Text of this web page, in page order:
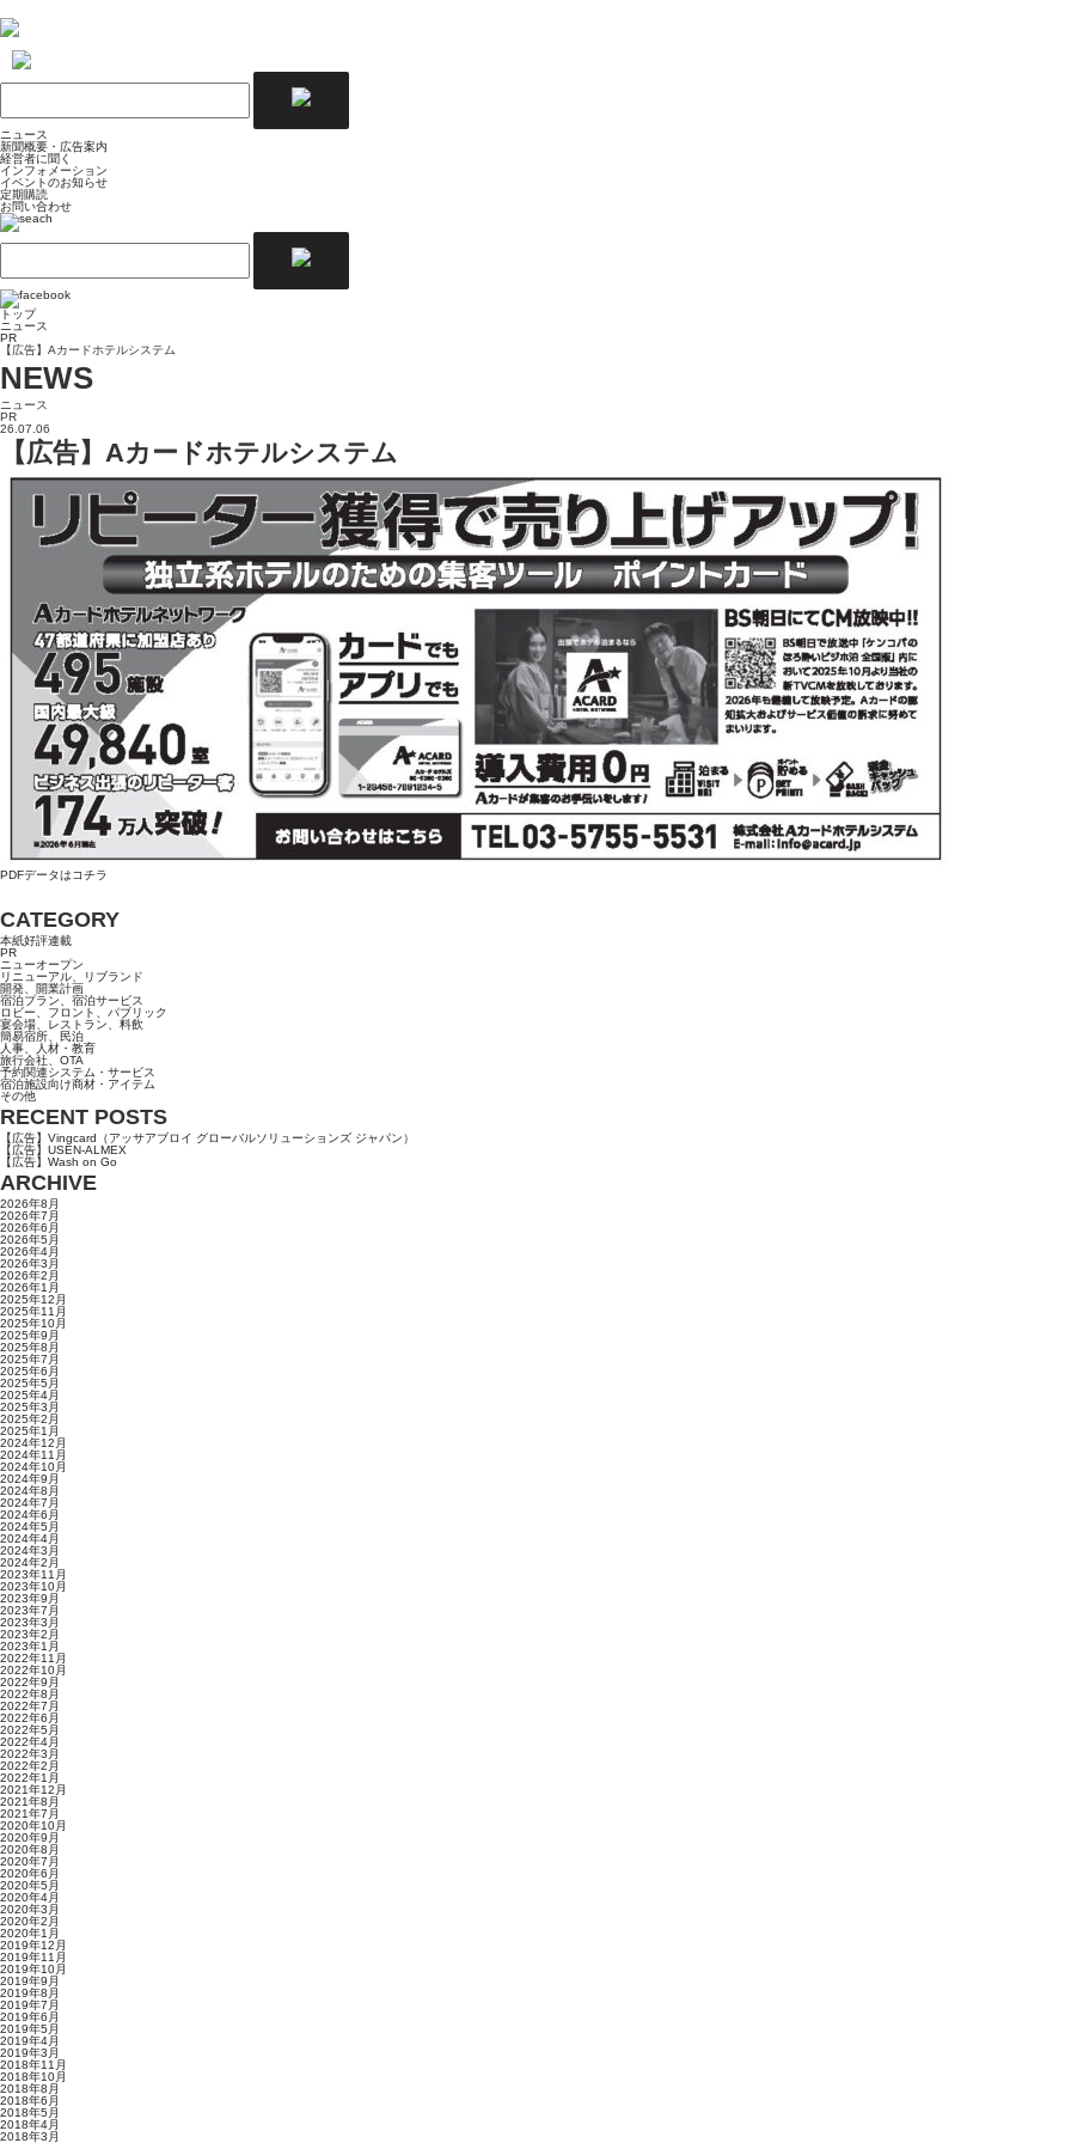
ニュース
新聞概要・広告案内
経営者に聞く
インフォメーション
イベントのお知らせ
定期購読
お問い合わせ
トップ
ニュース
PR
【広告】Aカードホテルシステム
NEWS
ニュース
PR
26.07.06
【広告】Aカードホテルシステム
PDFデータはコチラ
CATEGORY
本紙好評連載
PR
ニューオープン
リニューアル、リブランド
開発、開業計画
宿泊プラン、宿泊サービス
ロビー、フロント、パブリック
宴会場、レストラン、料飲
簡易宿所、民泊
人事、人材・教育
旅行会社、OTA
予約関連システム・サービス
宿泊施設向け商材・アイテム
その他
RECENT POSTS
【広告】Vingcard（アッサアブロイ グローバルソリューションズ ジャパン）
【広告】USEN-ALMEX
【広告】Wash on Go
ARCHIVE
2026年8月
2026年7月
2026年6月
2026年5月
2026年4月
2026年3月
2026年2月
2026年1月
2025年12月
2025年11月
2025年10月
2025年9月
2025年8月
2025年7月
2025年6月
2025年5月
2025年4月
2025年3月
2025年2月
2025年1月
2024年12月
2024年11月
2024年10月
2024年9月
2024年8月
2024年7月
2024年6月
2024年5月
2024年4月
2024年3月
2024年2月
2023年11月
2023年10月
2023年9月
2023年7月
2023年3月
2023年2月
2023年1月
2022年11月
2022年10月
2022年9月
2022年8月
2022年7月
2022年6月
2022年5月
2022年4月
2022年3月
2022年2月
2022年1月
2021年12月
2021年8月
2021年7月
2020年10月
2020年9月
2020年8月
2020年7月
2020年6月
2020年5月
2020年4月
2020年3月
2020年2月
2020年1月
2019年12月
2019年11月
2019年10月
2019年9月
2019年8月
2019年7月
2019年6月
2019年5月
2019年4月
2019年3月
2018年11月
2018年10月
2018年8月
2018年6月
2018年5月
2018年4月
2018年3月